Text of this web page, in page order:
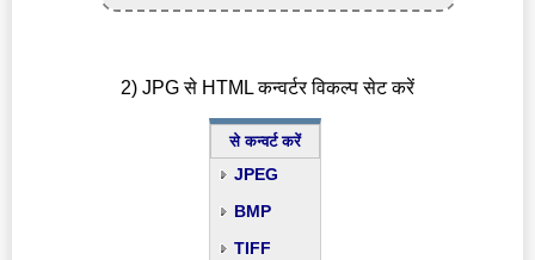
2) JPG से HTML कन्वर्टर विकल्प सेट करें
से कन्वर्ट करें
JPEG
BMP
TIFF